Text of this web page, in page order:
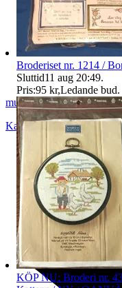
musicbox_81
Karlshamn
Sverige
Broderiset nr. 1214 /
Sluttid11 aug 20:49.
Pris:95 kr,Ledande bud.
KÖP NU: Broderi nr.